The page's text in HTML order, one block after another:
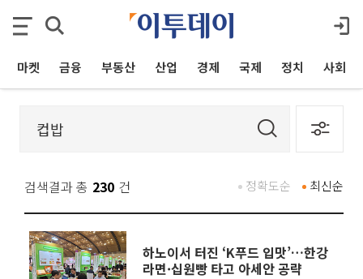
마켓 금융 부동산 산업 경제 국제 정치 사회
검색결과 총 230 건 최신순
정확도순
하노이서 터진 ‘K푸드 입맛’…한강
라면·십원빵 타고 아세안 공략